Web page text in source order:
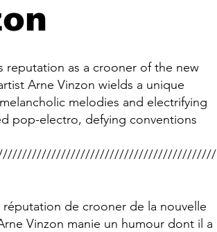
reputation as a crooner of the new
Arne Vinzon wields a unique
melodies and electrifying
pop-electro, defying conventions
réputation de crooner de la nouvelle
Vinzon manie un humour dont il a